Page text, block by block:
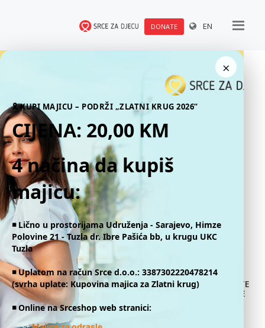
DONATE EN
×
🎗 KUPI MAJICU – PODRŽI „ZLATNI KRUG 2026“
CIJENA: 20,00 KM
4 načina da kupiš
majicu:
◾️ Lično u prostorijama Udruženja - Sarajevo, Himze
Polovine 21 - Tuzla dr. Ibre Pašića bb, u krugu UKC
Tuzla
◾️ Uplatom na račun Srce d.o.o.: 3387302220478214
(svrha uplate: Kupovina majica za Zlatni krug)
◾️ Online na Srceshop web stranici:
DONATE
ONLINE
Muhamed Mahmić